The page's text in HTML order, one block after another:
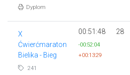
Dyplom
X
Ćwierćmaraton
Bielika - Bieg
241
00:51:48
-00:52:04
+00:13:29
28